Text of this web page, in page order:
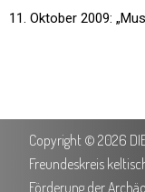
11. Oktober 2009:
Copyright © 2026 DIE
Freundeskreis
Förderung der